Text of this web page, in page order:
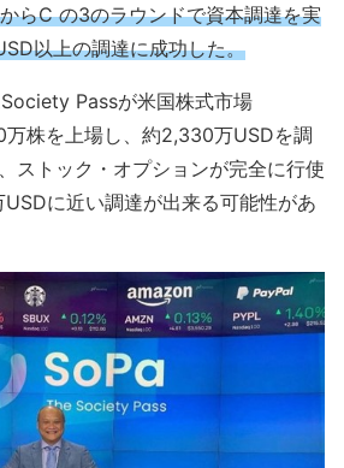
らC の3のラウンドで資本調達を実
以上の調達に成功した。
Passが米国株式市場
万株を上場し、約2,330万USDを調
ストック・オプションが完全に行使
に近い調達が出来る可能性があ